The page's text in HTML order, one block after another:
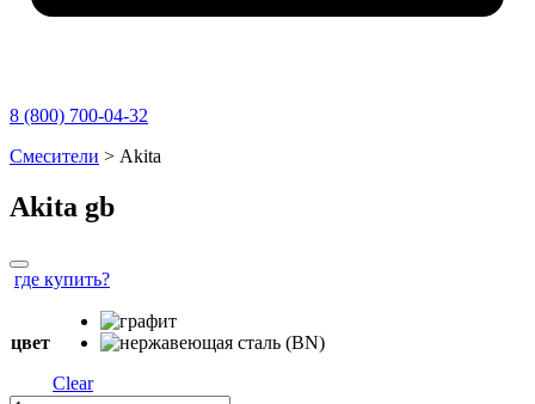
8 (800) 700-04-32
Перейти
содержимому
Смесители > Akita
Akita gb
где купить?
цвет
Clear